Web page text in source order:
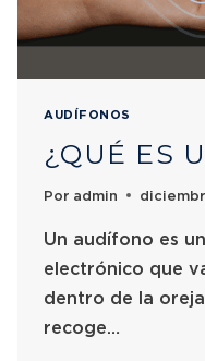
AUDÍFONOS
¿QUÉ ES
Por admin
Un audífono es
electrónico que
dentro de la
recoge…